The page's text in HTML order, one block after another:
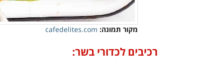
מקור תמונה: cafedelites.com
רכיבים לכדורי בשר: